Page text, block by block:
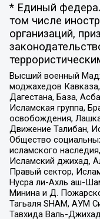
* Единый
том числе
организаций,
Высший военный
моджахедов
Дагестана, База,
Исламская группа,
освобождения,
Движение Талибан,
Общество
исламского
Исламский джихад,
Правый сектор,
Нусра ли-Ахль аш-
Минина и Д.
Тагьаля SHAM, АУМ
Тавхида Валь-